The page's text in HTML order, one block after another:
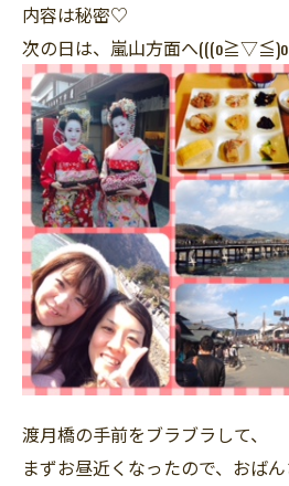
内容は秘密♡
次の日は、嵐山方面へ(((o≧▽≦)o
渡月橋の手前をブラブラして、
まずお昼近くなったので、おば